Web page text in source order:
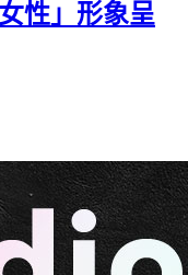
性」形象呈